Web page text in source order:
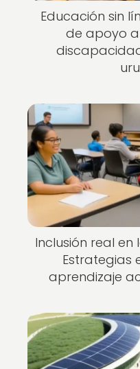
Educación sin
de apoyo
Inclusión real
Estrategias
aprendizaje